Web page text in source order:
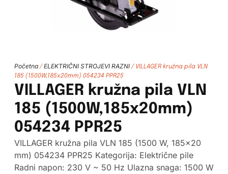
Početna/ ELEKTRIČNI STROJEVI RAZNI/ VILLAGER kružna pila VLN
185 (1500W,185x20mm) 054234 PPR25
VILLAGER kružna pila VLN
185 (1500W,185x20mm)
054234 PPR25
VILLAGER kružna pila VLN 185 (1500 W, 185×20
mm) 054234 PPR25 Kategorija: Električne pile
Radni napon: 230 V ~ 50 Hz Ulazna snaga: 1500 W